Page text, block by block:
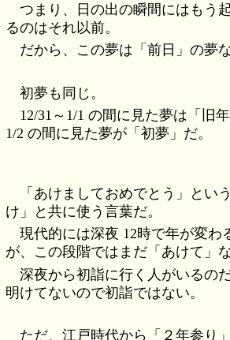
つまり、日の出の瞬間にはもう
るのはそれ以前。
だから、この夢は「前日」の夢な
初夢も同じ。
12/31～1/1 の間に見た夢は「旧
1/2 の間に見た夢が「初夢」だ。
「あけましておめでとう」とい
け」と共に使う言葉だ。
現代的には深夜 12時で年が変わ
が、この段階ではまだ「あけて」な
深夜から初詣に行く人がいるの
明けてないので初詣ではない。
ただ、江戸時代から「２年参り